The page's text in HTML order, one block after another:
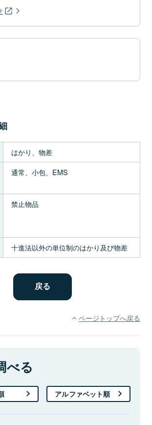
はかり、物差
通常、小包、EMS
禁止物品
十進法以外の単位制のはかり及び物差
ページトップへ戻る
べる
アルファベット順